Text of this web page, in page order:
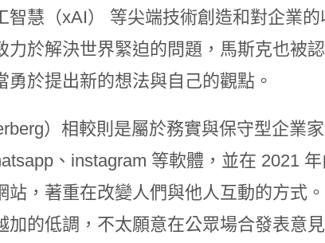
智慧（xAI） 等尖端技術創造和對企業
力於解決世界緊迫的問題，馬斯克也被
勇於提出新的想法與自己的觀點。
）相較則是屬於務實與保守型企業
、instagram 等軟體，並在 2021
站，著重在改變人們與他人互動的方式
加的低調，不太願意在公眾場合發表意見